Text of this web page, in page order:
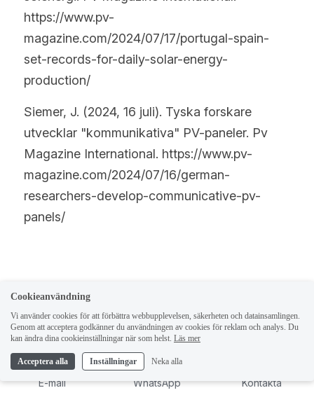
https://www.pv-
magazine.com/2024/07/17/portugal-spain-
set-records-for-daily-solar-energy-
production/
Siemer, J. (2024, 16 juli). Tyska forskare
utvecklar "kommunikativa" PV-paneler. Pv
Magazine International. https://www.pv-
magazine.com/2024/07/16/german-
researchers-develop-communicative-pv-
panels/
E-mail WhatsApp Kontakta
Cookieanvändning
Vi använder cookies för att förbättra webbupplevelsen, säkerheten och datainsamlingen.
Genom att acceptera godkänner du användningen av cookies för reklam och analys. Du
kan ändra dina cookieinställningar när som helst. Läs mer
Acceptera alla Inställningar Neka alla